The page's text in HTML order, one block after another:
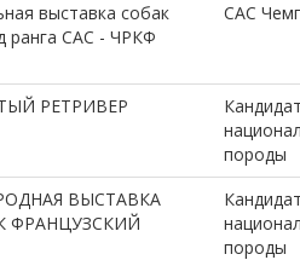
выставка собак
ранга САС - ЧРКФ
CAC
РЕТРИВЕР
породы
ВЫСТАВКА
ФРАНЦУЗСКИЙ
породы